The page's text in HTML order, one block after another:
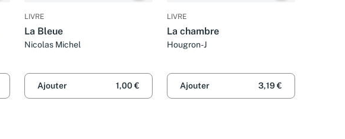
LIVRE
La Bleue
Nicolas Michel
Ajouter 1,00 €
LIVRE
La chambre
Hougron-J
Ajouter 3,19 €